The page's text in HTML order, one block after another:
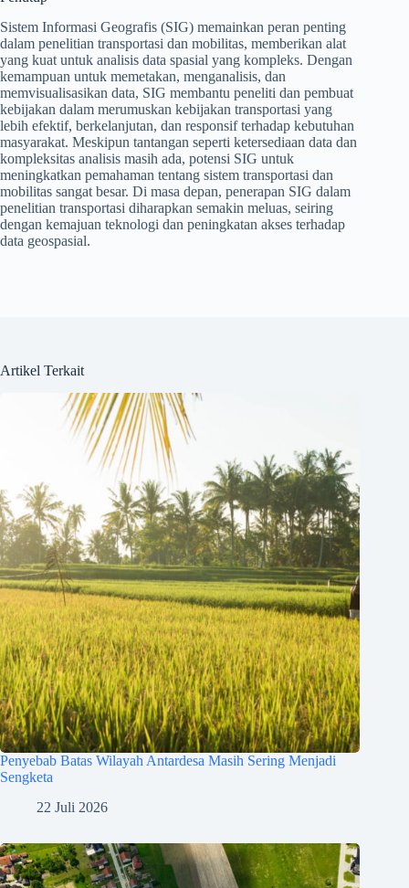
Sistem Informasi Geografis (SIG) memainkan peran penting
dalam penelitian transportasi dan mobilitas, memberikan alat
yang kuat untuk analisis data spasial yang kompleks. Dengan
kemampuan untuk memetakan, menganalisis, dan
memvisualisasikan data, SIG membantu peneliti dan pembuat
kebijakan dalam merumuskan kebijakan transportasi yang
lebih efektif, berkelanjutan, dan responsif terhadap kebutuhan
masyarakat. Meskipun tantangan seperti ketersediaan data dan
kompleksitas analisis masih ada, potensi SIG untuk
meningkatkan pemahaman tentang sistem transportasi dan
mobilitas sangat besar. Di masa depan, penerapan SIG dalam
penelitian transportasi diharapkan semakin meluas, seiring
dengan kemajuan teknologi dan peningkatan akses terhadap
data geospasial.
Artikel Terkait
Penyebab Batas Wilayah Antardesa Masih Sering Menjadi
Sengketa
22 Juli 2026